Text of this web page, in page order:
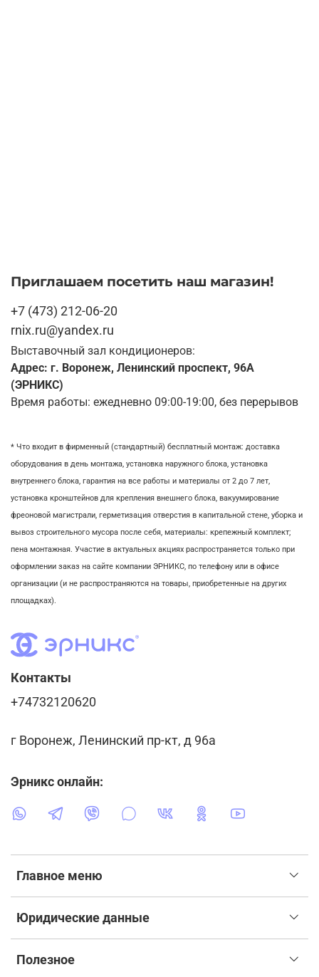
Приглашаем посетить наш магазин!
+7 (473) 212-06-20
rnix.ru@yandex.ru
Выставочный зал кондиционеров:
Адрес: г. Воронеж, Ленинский проспект, 96А
(ЭРНИКС)
Время работы: ежедневно 09:00-19:00, без перерывов
* Что входит в фирменный (стандартный) бесплатный монтаж: доставка
оборудования в день монтажа, установка наружного блока, установка
внутреннего блока, гарантия на все работы и материалы от 2 до 7 лет,
установка кронштейнов для крепления внешнего блока, вакуумирование
фреоновой магистрали, герметизация отверстия в капитальной стене, уборка и
вывоз строительного мусора после себя, материалы: крепежный комплект;
пена монтажная. Участие в актуальных акциях распространяется только при
оформлении заказ на сайте компании ЭРНИКС, по телефону или в офисе
организации (и не распространяются на товары, приобретенные на других
площадках).
Главное меню
Юридические данные
Полезное
Контакты
+74732120620
г Воронеж, Ленинский пр-кт, д 96а
Эрникс онлайн: